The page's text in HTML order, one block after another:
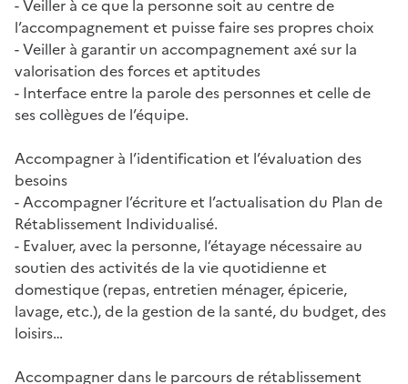
- Veiller à ce que la personne soit au centre de
l’accompagnement et puisse faire ses propres choix
- Veiller à garantir un accompagnement axé sur la
valorisation des forces et aptitudes
- Interface entre la parole des personnes et celle de
ses collègues de l’équipe.
Accompagner à l’identification et l’évaluation des
besoins
- Accompagner l’écriture et l’actualisation du Plan de
Rétablissement Individualisé.
- Evaluer, avec la personne, l’étayage nécessaire au
soutien des activités de la vie quotidienne et
domestique (repas, entretien ménager, épicerie,
lavage, etc.), de la gestion de la santé, du budget, des
loisirs…
Accompagner dans le parcours de rétablissement